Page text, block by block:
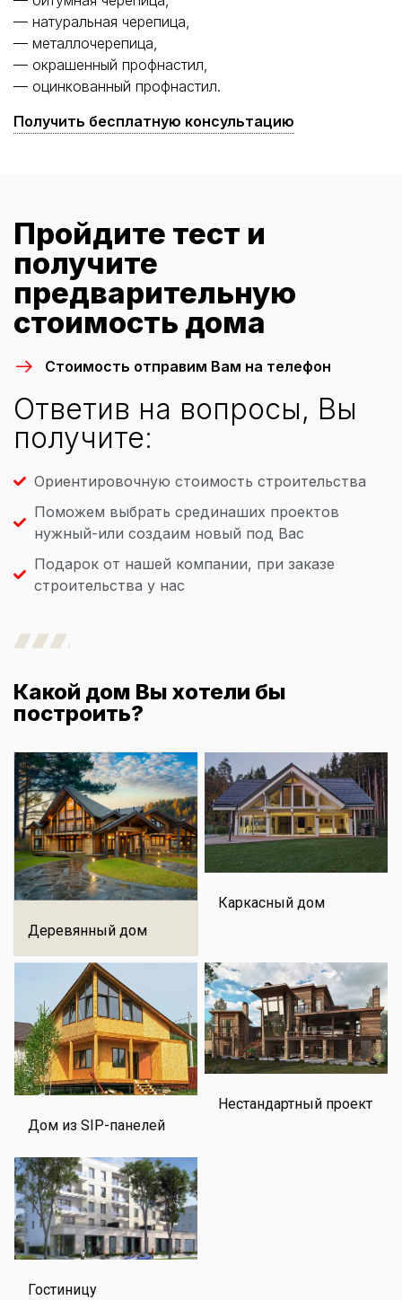
— натуральная черепица,
— металлочерепица,
— окрашенный профнастил,
— оцинкованный профнастил.
Получить бесплатную консультацию
Пройдите тест и
получите
предварительную
стоимость дома
Стоимость отправим Вам на телефон
Ответив на вопросы, Вы
получите:
Ориентировочную стоимость строительства
Поможем выбрать срединаших проектов
нужный-или создаим новый под Вас
Подарок от нашей компании, при заказе
строительства у нас
Какой дом Вы хотели бы
построить?
Деревянный дом
Каркасный дом
Дом из SIP-панелей
Нестандартный проект
Гостиницу